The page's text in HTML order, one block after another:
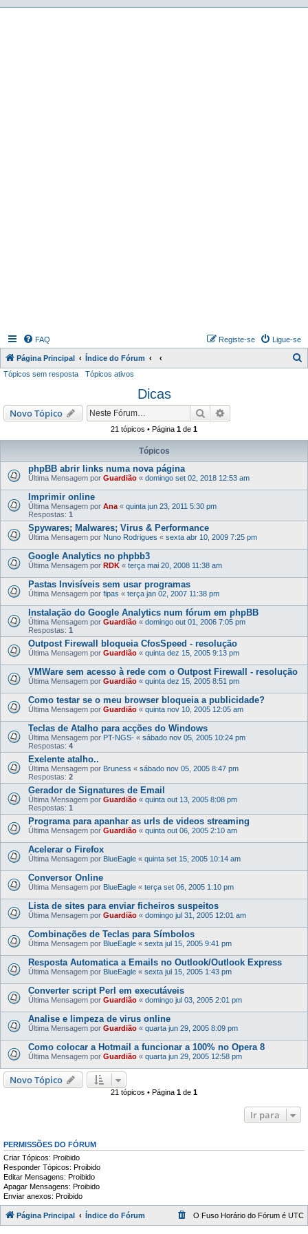
FAQ Ligue-se
Registe-se
Página Principal Índice do Fórum
i
r
Tópicos sem resposta Tópicos ativos
Dicas
Novo Tópico Pesquisar
21 tópicos • Página 1 de 1
Tópicos
phpBB abrir links numa nova página
Última Mensagem por Guardião « domingo set 02, 2018 12:53 am
Imprimir online
Última Mensagem por Ana « quinta jun 23, 2011 5:30 pm
Respostas: 1
Spywares; Malwares; Virus & Performance
Última Mensagem por Nuno Rodrigues « sexta abr 10, 2009 7:25 pm
Google Analytics no phpbb3
Última Mensagem por RDK « terça mai 20, 2008 11:38 am
Pastas Invisíveis sem usar programas
Última Mensagem por fipas « terça jan 02, 2007 11:38 pm
Instalação do Google Analytics num fórum em phpBB
Última Mensagem por Guardião « domingo out 01, 2006 7:05 pm
Respostas: 1
Outpost Firewall bloqueia CfosSpeed - resolução
Última Mensagem por Guardião « quinta dez 15, 2005 9:13 pm
VMWare sem acesso à rede com o Outpost Firewall - resolução
Última Mensagem por Guardião « quinta dez 15, 2005 8:51 pm
Como testar se o meu browser bloqueia a publicidade?
Última Mensagem por Guardião « quinta nov 10, 2005 12:05 am
Teclas de Atalho para acções do Windows
Última Mensagem por PT-NGS- « sábado nov 05, 2005 10:24 pm
Respostas: 4
Exelente atalho..
Última Mensagem por Bruness « sábado nov 05, 2005 8:47 pm
Respostas: 2
Gerador de Signatures de Email
Última Mensagem por Guardião « quinta out 13, 2005 8:08 pm
Respostas: 1
Programa para apanhar as urls de videos streaming
Última Mensagem por Guardião « quinta out 06, 2005 2:10 am
Acelerar o Firefox
Última Mensagem por BlueEagle « quinta set 15, 2005 10:14 am
Conversor Online
Última Mensagem por BlueEagle « terça set 06, 2005 1:10 pm
Lista de sites para enviar ficheiros suspeitos
Última Mensagem por Guardião « domingo jul 31, 2005 12:01 am
Combinações de Teclas para Símbolos
Última Mensagem por BlueEagle « sexta jul 15, 2005 9:41 pm
Resposta Automatica a Emails no Outlook/Outlook Express
Última Mensagem por BlueEagle « sexta jul 15, 2005 1:43 pm
Converter script Perl em executáveis
Última Mensagem por Guardião « domingo jul 03, 2005 2:01 pm
Analise e limpeza de virus online
Última Mensagem por Guardião « quarta jun 29, 2005 8:09 pm
Como colocar a Hotmail a funcionar a 100% no Opera 8
Última Mensagem por Guardião « quarta jun 29, 2005 12:58 pm
Novo Tópico
21 tópicos • Página 1 de 1
Ir para
PERMISSÕES DO FÓRUM
Criar Tópicos: Proibido
Responder Tópicos: Proibido
Editar Mensagens: Proibido
Apagar Mensagens: Proibido
Enviar anexos: Proibido
Página Principal Índice do Fórum O Fuso Horário do Fórum é UTC